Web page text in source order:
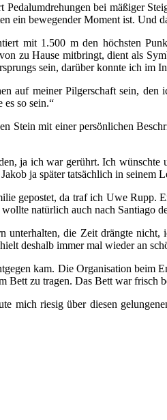
bei mäßiger
ein bewegender Moment ist. Und
mit 1.500 m den höchsten
zu Hause mitbringt, dient als
sein, darüber konnte ich im
meiner Pilgerschaft sein,
es so sein.“
Stein mit einer persönlichen
ja ich war gerührt. Ich wünschte
ja später tatsächlich in seinem
gepostet, da traf ich Uwe Rupp.
natürlich auch nach Santiago
die Zeit drängte
deshalb immer mal wieder an
kam. Die Organisation beim
zu tragen. Das Bett war frisch
mich riesig über diesen